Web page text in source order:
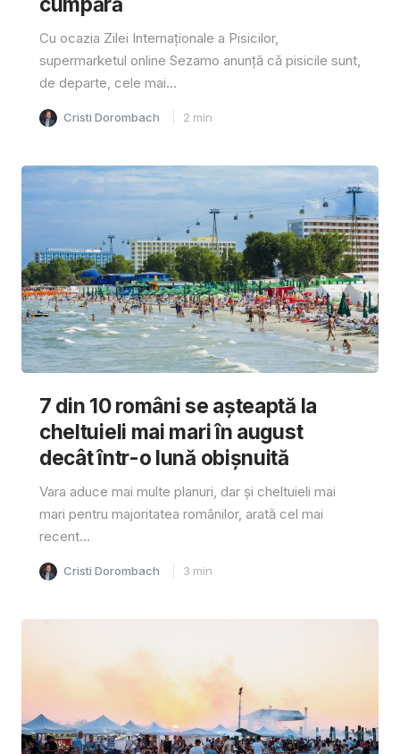
Cu ocazia Zilei Internaționale a Pisicilor,
supermarketul online Sezamo anunță că pisicile sunt,
de departe, cele mai...
Cristi Dorombach 2 min
7 din 10 români se așteaptă la
cheltuieli mai mari în august
decât într-o lună obișnuită
Vara aduce mai multe planuri, dar și cheltuieli mai
mari pentru majoritatea românilor, arată cel mai
recent...
Cristi Dorombach 3 min